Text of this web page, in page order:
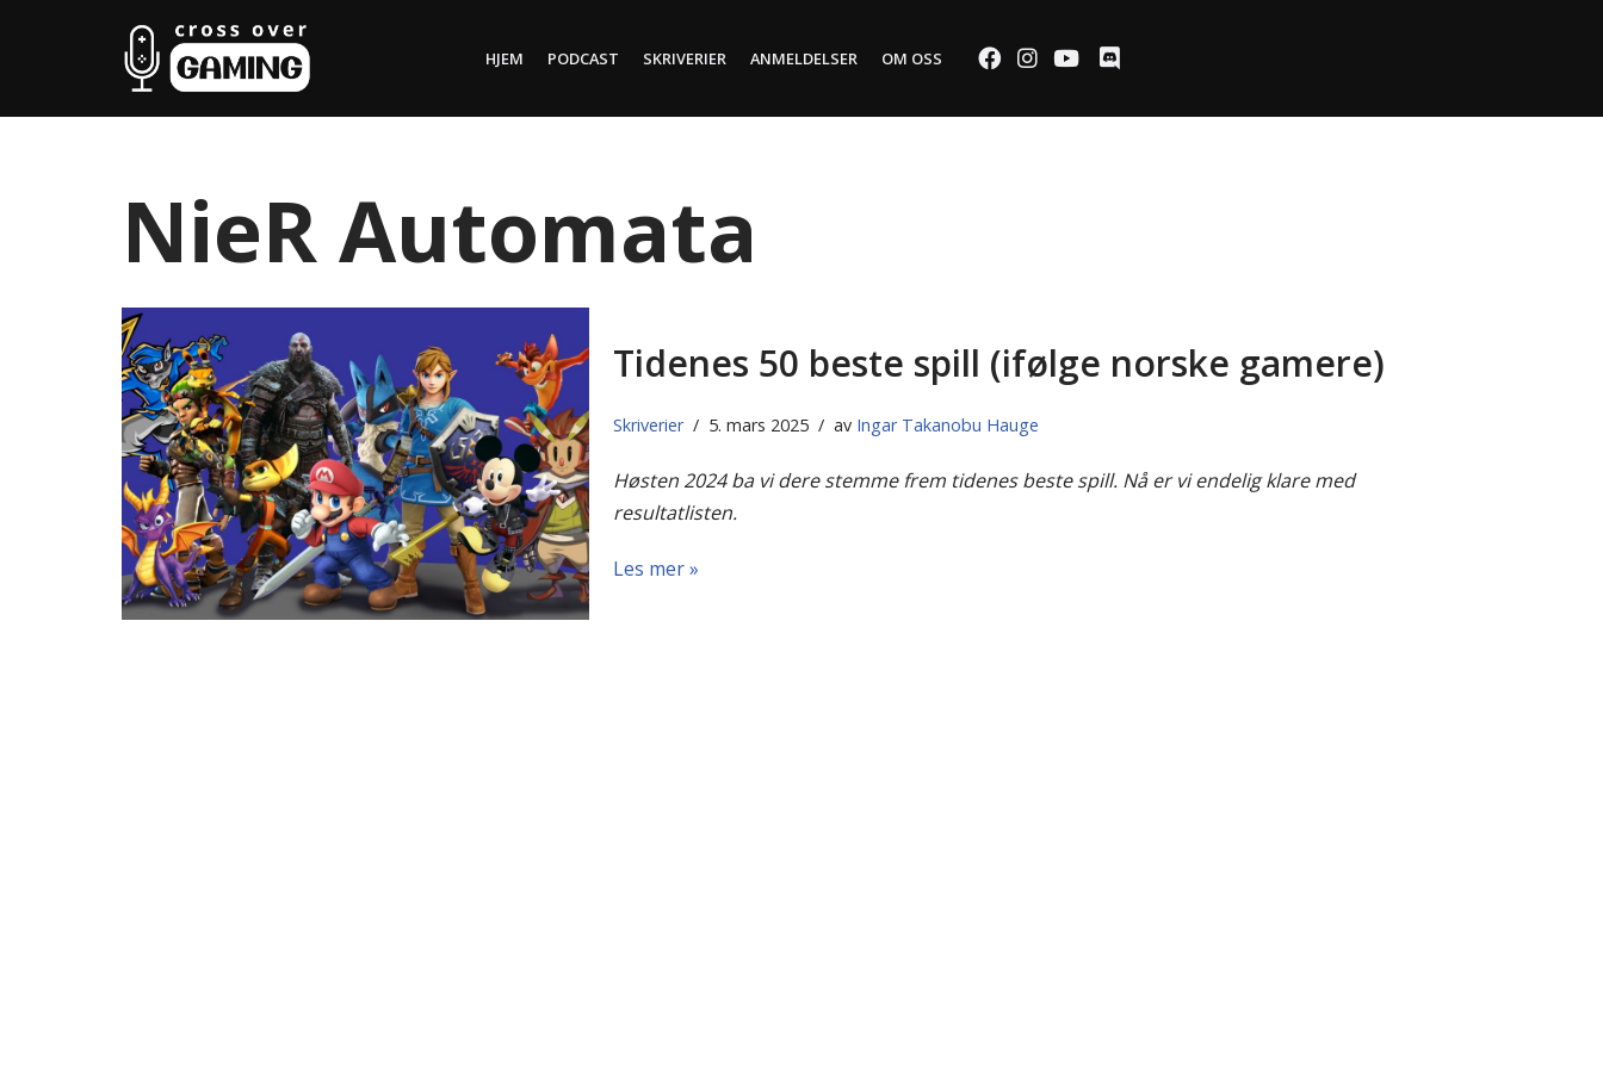
HJEM PODCAST SKRIVERIER ANMELDELSER OM OSS
NieR Automata
Tidenes 50 beste spill (ifølge norske gamere)
Skriverier 5. mars 2025 av Ingar Takanobu Hauge
Høsten 2024 ba vi dere stemme frem tidenes beste spill. Nå er vi endelig klare med
resultatlisten.
Les mer »